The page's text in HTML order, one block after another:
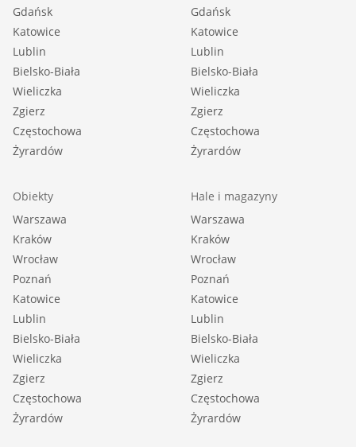
Gdańsk
Katowice
Lublin
Bielsko-Biała
Wieliczka
Zgierz
Częstochowa
Żyrardów
Gdańsk
Katowice
Lublin
Bielsko-Biała
Wieliczka
Zgierz
Częstochowa
Żyrardów
Obiekty
Warszawa
Kraków
Wrocław
Poznań
Katowice
Lublin
Bielsko-Biała
Wieliczka
Zgierz
Częstochowa
Żyrardów
Hale i magazyny
Warszawa
Kraków
Wrocław
Poznań
Katowice
Lublin
Bielsko-Biała
Wieliczka
Zgierz
Częstochowa
Żyrardów